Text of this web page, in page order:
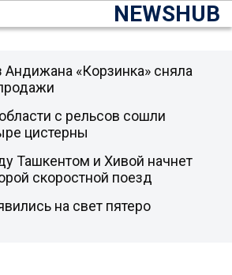
NEWSHUB
«Корзинка» сняла
с рельсов сошли
цистерны
Ташкентом и Хивой начнет
скоростной поезд
на свет пятеро